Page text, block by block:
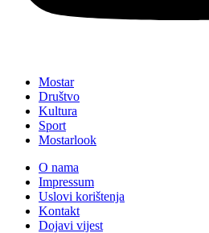
Mostar
Društvo
Kultura
Sport
Mostarlook
O nama
Impressum
Uslovi korištenja
Kontakt
Dojavi vijest